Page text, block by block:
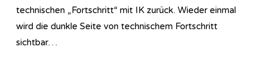
technischen „Fortschritt“ mit IK zurück. Wieder einmal
wird die dunkle Seite von technischem Fortschritt
sichtbar…